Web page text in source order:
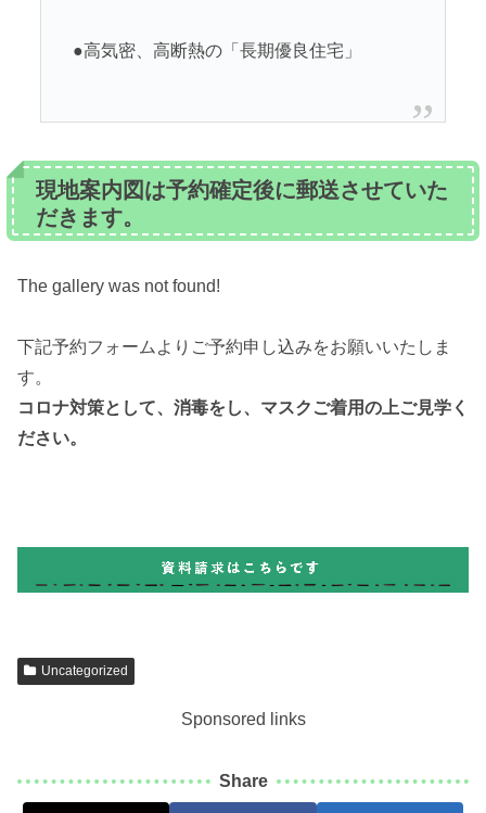
●高気密、高断熱の「長期優良住宅」
現地案内図は予約確定後に郵送させていた
だきます。
The gallery was not found!
下記予約フォームよりご予約申し込みをお願いいたしま
す。
コロナ対策として、消毒をし、マスクご着用の上ご見学く
ださい。
Uncategorized
Sponsored links
Share